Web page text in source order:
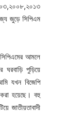
জুড়ে সিপিএম
আমলে
পুড়িয়ে
যখন বিজেপি
করা হয়েছে। বহু
জাতীয়তাবাদী